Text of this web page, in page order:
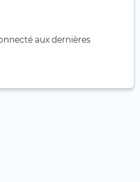
aux dernières